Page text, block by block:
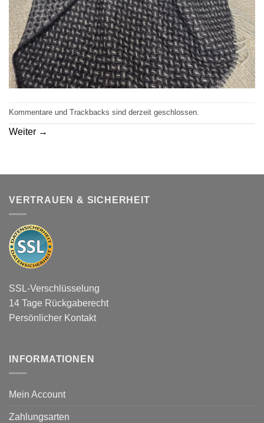
Kommentare und Trackbacks sind derzeit geschlossen.
Weiter →
VERTRAUEN & SICHERHEIT
SSL-Verschlüsselung
14 Tage Rückgaberecht
Persönlicher Kontakt
INFORMATIONEN
Mein Account
Zahlungsarten